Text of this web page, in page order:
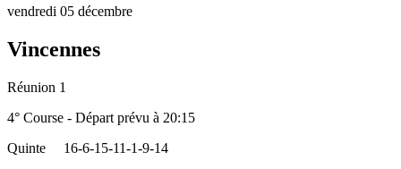
vendredi 05 décembre
Vincennes
Réunion 1
4° Course - Départ prévu à 20:15
Quinte
16-6-15-11-1-9-14